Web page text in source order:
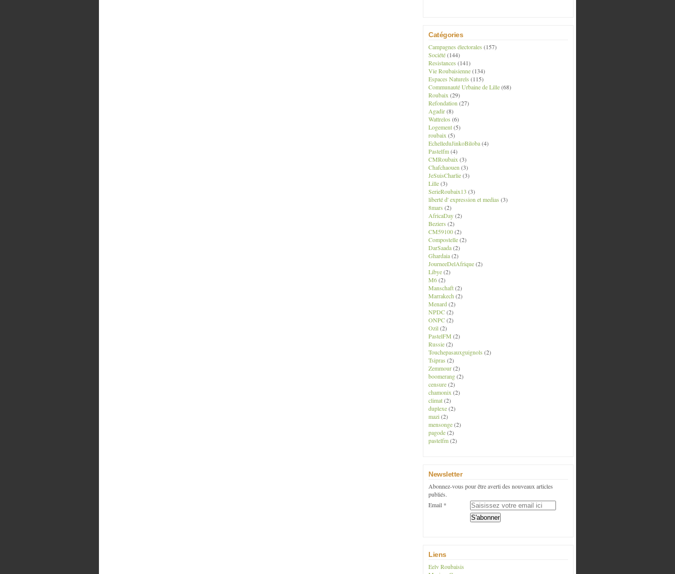
Catégories
Campagnes électorales (157)
Société(144)
Resistances (141)
Vie Roubaisienne(134)
Espaces Naturels (115)
Communauté Urbaine de Lille(68)
Roubaix (29)
Refondation (27)
Agadir(8)
Wattrelos (6)
Logement(5)
roubaix (5)
EchelleduJinkoBiloba(4)
Pastelfm(4)
CMRoubaix (3)
Chafchaouen (3)
JeSuisCharlie(3)
Lille(3)
SerieRoubaix13 (3)
liberté d' expression et medias (3)
8mars (2)
AfricaDay(2)
Beziers (2)
CM59100(2)
Compostelle(2)
DarSaada(2)
Ghardaia(2)
JourneeDelAfrique(2)
Libye(2)
M6(2)
Manschaft(2)
Marrakech (2)
Menard(2)
NPDC(2)
ONPC(2)
Ozil(2)
PastelFM (2)
Russie(2)
Touchepasauxguignols (2)
Tsipras (2)
Zemmour(2)
boomerang(2)
censure(2)
chamonix (2)
climat(2)
duplexe(2)
mazi(2)
mensonge(2)
pagode(2)
pastelfm(2)
Newsletter
Abonnez-vous pour être averti des nouveaux articles
publiés.
Email
Liens
Eelv Roubaisis